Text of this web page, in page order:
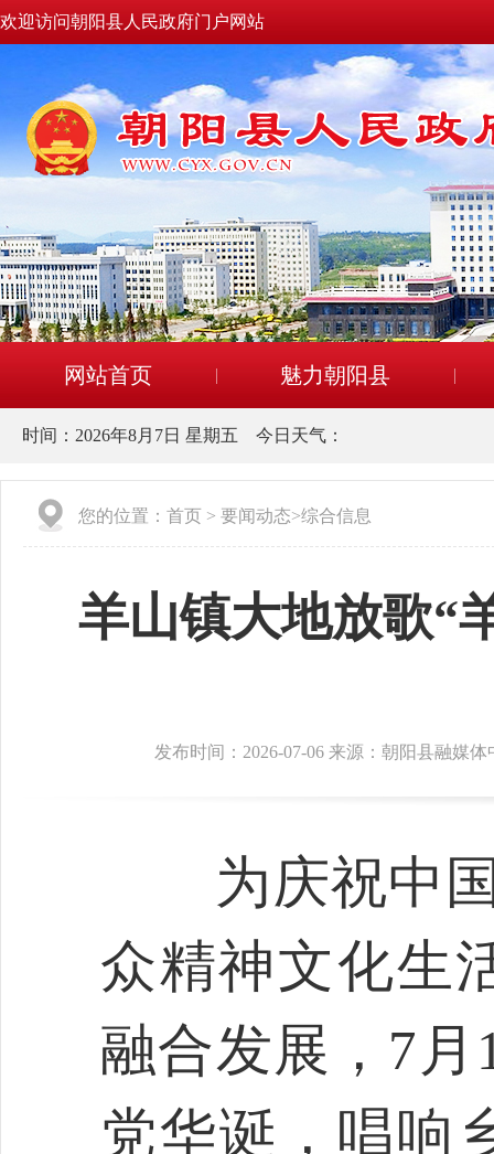
欢迎访问朝阳县人民政府门户网站
网站首页 魅力朝阳县
时间： 2026年8月7日 星期五 今日天气：
您的位置： 首页 > 要闻动态>综合信息
羊山镇大地放歌“
发布时间：2026-07-06 来源：朝阳县融媒体
为庆祝中国
众精神文化生
融合发展，7
党华诞，唱响